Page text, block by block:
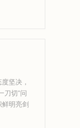
坚决，
刀切”问
明亮剑